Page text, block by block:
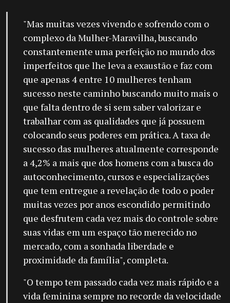
"Mas muitas vezes vivendo e sofrendo com o
complexo da Mulher-Maravilha, buscando
constantemente uma perfeição no mundo dos
imperfeitos que lhe leva a exaustão e faz com
que apenas 4 entre 10 mulheres tenham
sucesso neste caminho buscando muito mais o
que falta dentro de si sem saber valorizar e
trabalhar com as qualidades que já possuem
colocando seus poderes em prática. A taxa de
sucesso das mulheres atualmente corresponde
a 4,2% a mais que dos homens com a busca do
autoconhecimento, cursos e especializações
que tem entregue a revelação de todo o poder
muitas vezes por anos escondido permitindo
que desfrutem cada vez mais do controle sobre
suas vidas em um espaço tão merecido no
mercado, com a sonhada liberdade e
proximidade da família", completa.
"O tempo tem passado cada vez mais rápido e a
vida feminina sempre no recorde da velocidade